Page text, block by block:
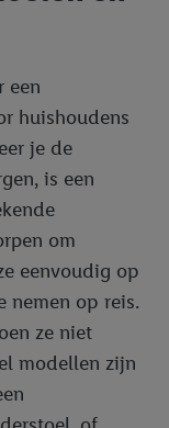
een
huishoudens
je de
is een
om
eenvoudig op
nemen op reis.
ze niet
modellen zijn